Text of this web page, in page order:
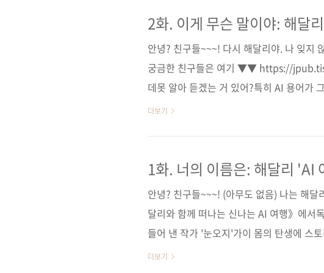
르도록 돕는다. 다년간 인공지능 교육 현장
고력을 제시하고 있다. 도서 ..
2화. 이게 무슨 말이야: 해달
안녕? 친구들~~~! 다시 해달리야. 나 잊
궁금한 친구들은 여기 ▼▼ https://
데못 알아 듣겠는 거 있어?특히 AI 용어가
근데 '토큰'이라니... 너무하잖아? 아무튼 이
미리보기(앞부속, 본문 일부) ■ 도서구매
더보기
1화. 너의 이름은: 해달리 'AI
안녕? 친구들~~~! (아무도 없음) 나는 해
달리와 함께 떠나는 신나는 AI 여행》에서
들어 낸 작가 '눈오지'가이 몸의 탄생에 스
음 이야기가 너무 궁금하다! 2화로 찾아 올
더보기